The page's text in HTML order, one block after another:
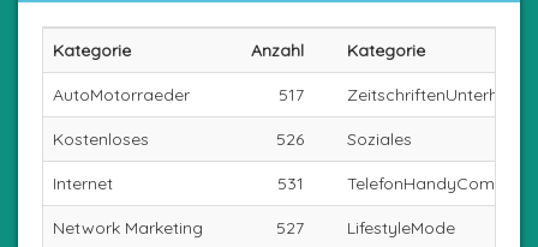
Kategorie Anzahl Kategorie
AutoMotorraeder 517
Kostenloses 526 Soziales
Internet 531 TelefonHandyComputer
Network Marketing 527 LifestyleMode